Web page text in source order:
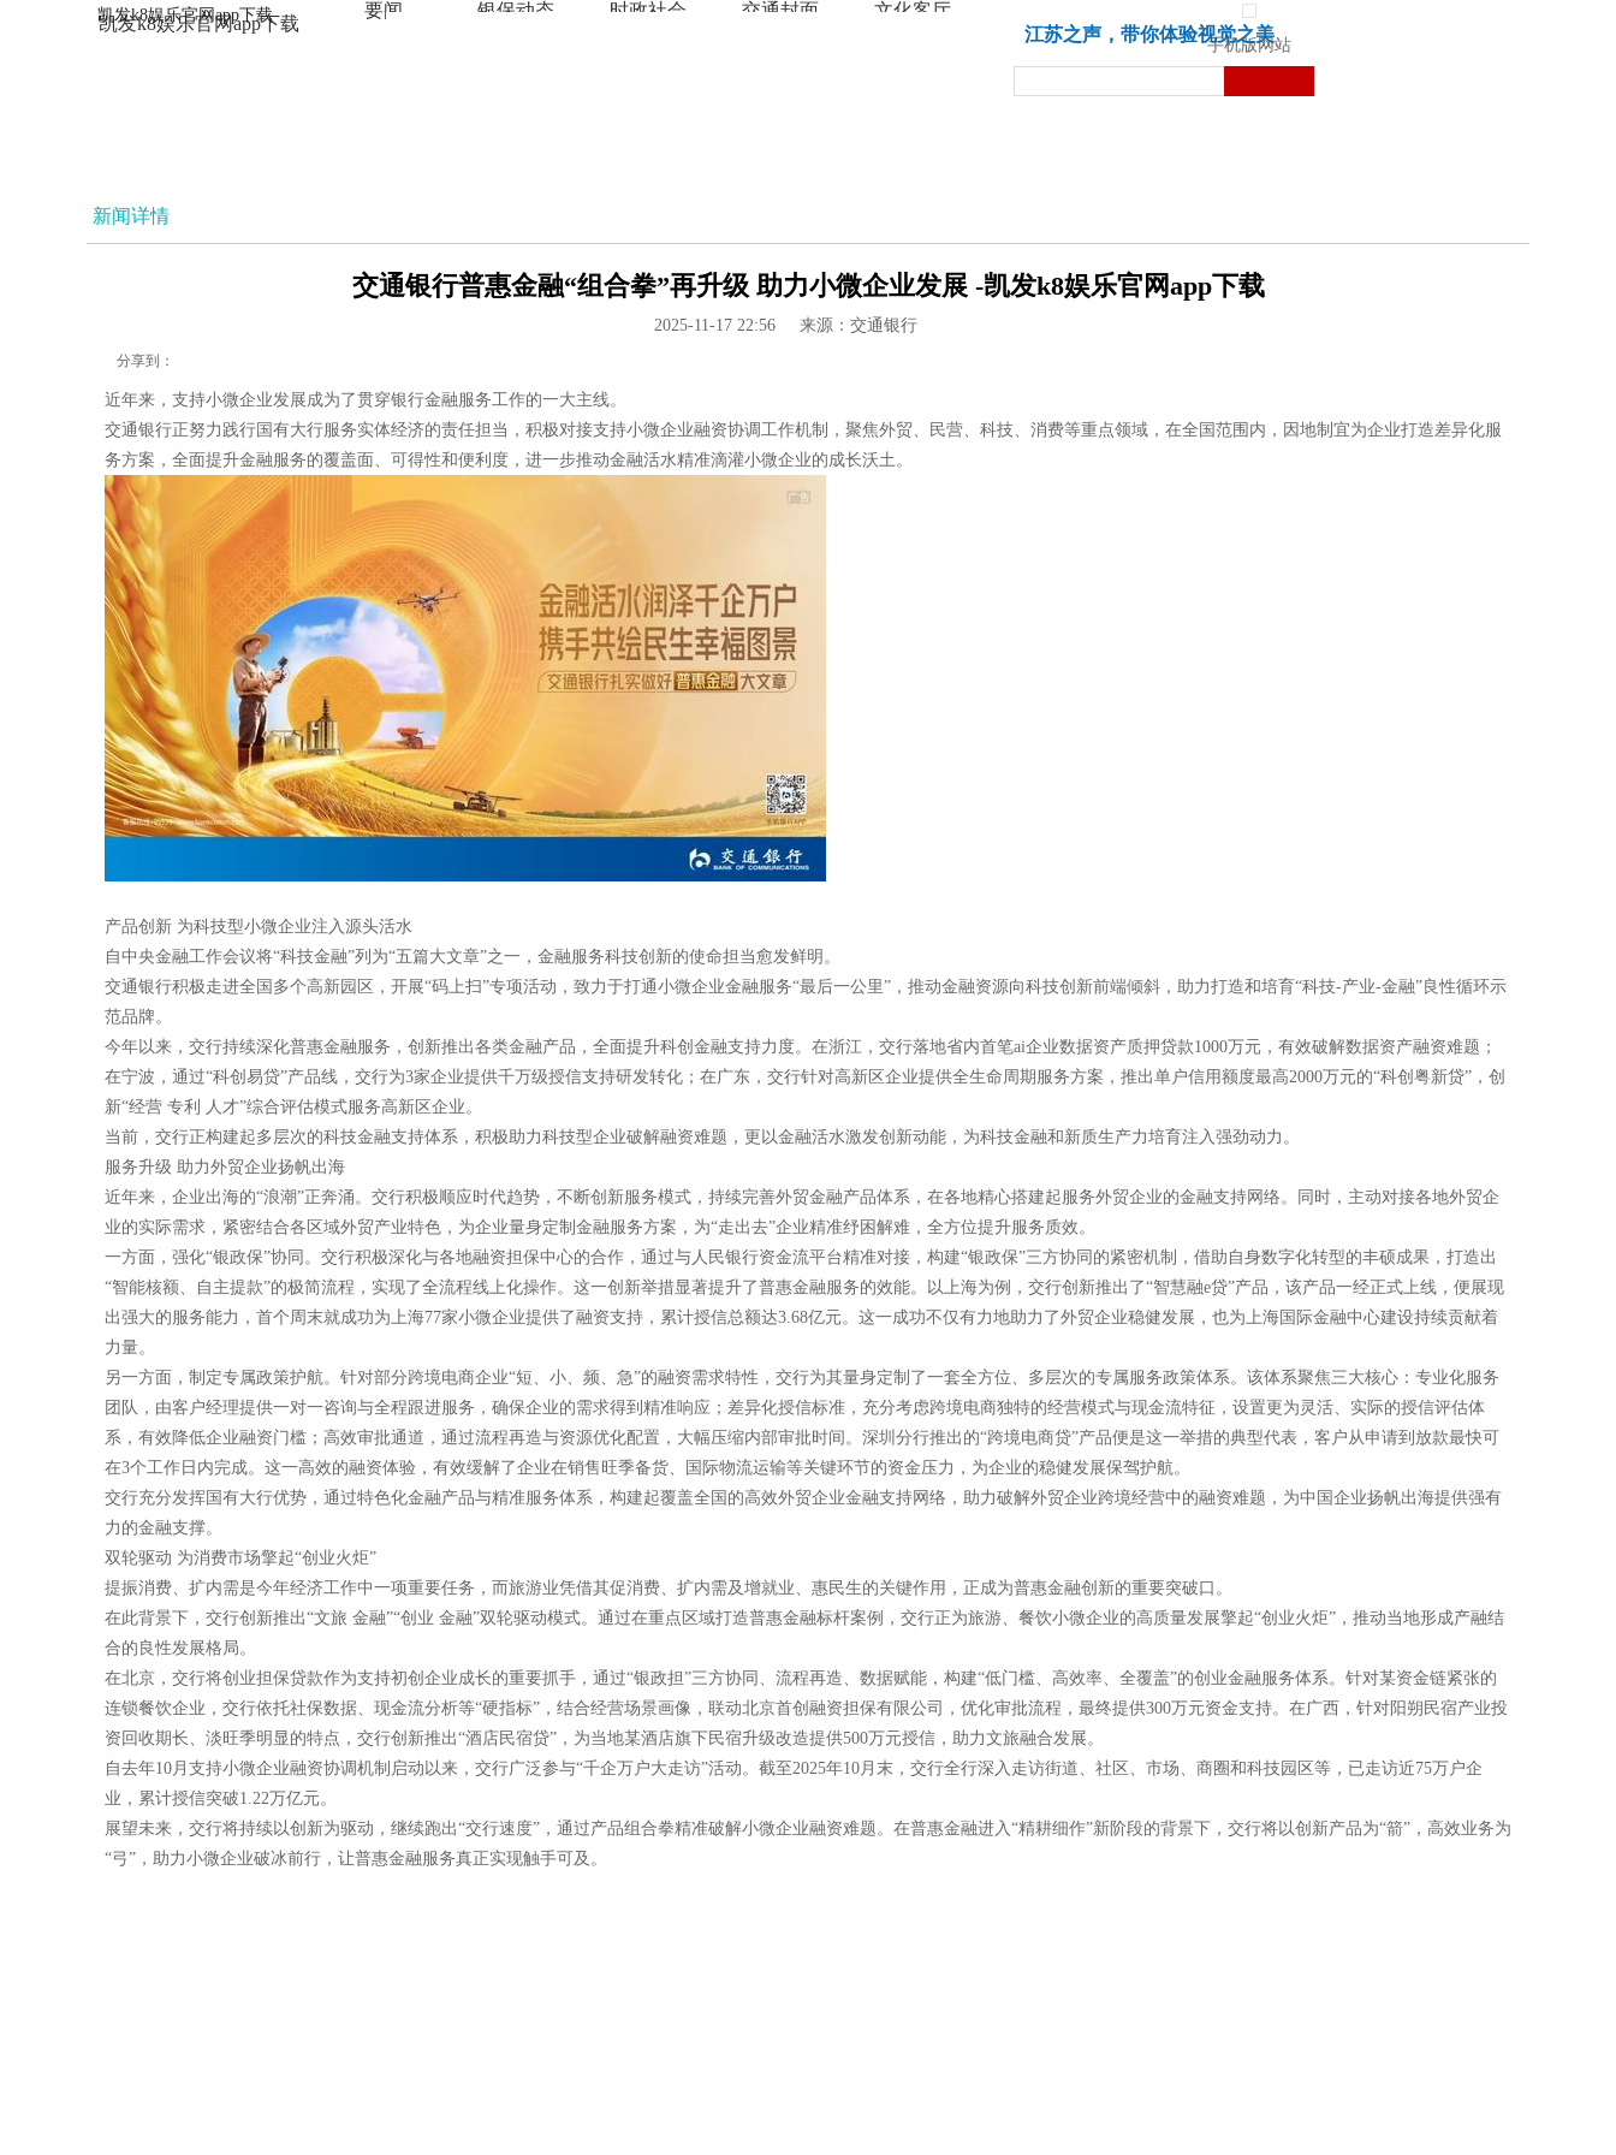
凯发k8娱乐官网app下载
凯发k8娱乐官网app下载
要闻 银保动态 时政社会 交通封面 文化客厅
手机版网站
江苏之声，带你体验视觉之美
新闻详情
交通银行普惠金融“组合拳”再升级 助力小微企业发展 -凯发k8娱乐官网app下载
2025-11-17 22:56 来源：交通银行
分享到：
近年来，支持小微企业发展成为了贯穿银行金融服务工作的一大主线。
交通银行正努力践行国有大行服务实体经济的责任担当，积极对接支持小微企业融资协调工作机制，聚焦外贸、民营、科技、消费等重点领域，在全国范围内，因地制宜为企业打造差异化服
务方案，全面提升金融服务的覆盖面、可得性和便利度，进一步推动金融活水精准滴灌小微企业的成长沃土。
产品创新 为科技型小微企业注入源头活水
自中央金融工作会议将“科技金融”列为“五篇大文章”之一，金融服务科技创新的使命担当愈发鲜明。
交通银行积极走进全国多个高新园区，开展“码上扫”专项活动，致力于打通小微企业金融服务“最后一公里”，推动金融资源向科技创新前端倾斜，助力打造和培育“科技-产业-金融”良性循环示
范品牌。
今年以来，交行持续深化普惠金融服务，创新推出各类金融产品，全面提升科创金融支持力度。在浙江，交行落地省内首笔ai企业数据资产质押贷款1000万元，有效破解数据资产融资难题；
在宁波，通过“科创易贷”产品线，交行为3家企业提供千万级授信支持研发转化；在广东，交行针对高新区企业提供全生命周期服务方案，推出单户信用额度最高2000万元的“科创粤新贷”，创
新“经营 专利 人才”综合评估模式服务高新区企业。
当前，交行正构建起多层次的科技金融支持体系，积极助力科技型企业破解融资难题，更以金融活水激发创新动能，为科技金融和新质生产力培育注入强劲动力。
服务升级 助力外贸企业扬帆出海
近年来，企业出海的“浪潮”正奔涌。交行积极顺应时代趋势，不断创新服务模式，持续完善外贸金融产品体系，在各地精心搭建起服务外贸企业的金融支持网络。同时，主动对接各地外贸企
业的实际需求，紧密结合各区域外贸产业特色，为企业量身定制金融服务方案，为“走出去”企业精准纾困解难，全方位提升服务质效。
一方面，强化“银政保”协同。交行积极深化与各地融资担保中心的合作，通过与人民银行资金流平台精准对接，构建“银政保”三方协同的紧密机制，借助自身数字化转型的丰硕成果，打造出
“智能核额、自主提款”的极简流程，实现了全流程线上化操作。这一创新举措显著提升了普惠金融服务的效能。以上海为例，交行创新推出了“智慧融e贷”产品，该产品一经正式上线，便展现
出强大的服务能力，首个周末就成功为上海77家小微企业提供了融资支持，累计授信总额达3.68亿元。这一成功不仅有力地助力了外贸企业稳健发展，也为上海国际金融中心建设持续贡献着
力量。
另一方面，制定专属政策护航。针对部分跨境电商企业“短、小、频、急”的融资需求特性，交行为其量身定制了一套全方位、多层次的专属服务政策体系。该体系聚焦三大核心：专业化服务
团队，由客户经理提供一对一咨询与全程跟进服务，确保企业的需求得到精准响应；差异化授信标准，充分考虑跨境电商独特的经营模式与现金流特征，设置更为灵活、实际的授信评估体
系，有效降低企业融资门槛；高效审批通道，通过流程再造与资源优化配置，大幅压缩内部审批时间。深圳分行推出的“跨境电商贷”产品便是这一举措的典型代表，客户从申请到放款最快可
在3个工作日内完成。这一高效的融资体验，有效缓解了企业在销售旺季备货、国际物流运输等关键环节的资金压力，为企业的稳健发展保驾护航。
交行充分发挥国有大行优势，通过特色化金融产品与精准服务体系，构建起覆盖全国的高效外贸企业金融支持网络，助力破解外贸企业跨境经营中的融资难题，为中国企业扬帆出海提供强有
力的金融支撑。
双轮驱动 为消费市场擎起“创业火炬”
提振消费、扩内需是今年经济工作中一项重要任务，而旅游业凭借其促消费、扩内需及增就业、惠民生的关键作用，正成为普惠金融创新的重要突破口。
在此背景下，交行创新推出“文旅 金融”“创业 金融”双轮驱动模式。通过在重点区域打造普惠金融标杆案例，交行正为旅游、餐饮小微企业的高质量发展擎起“创业火炬”，推动当地形成产融结
合的良性发展格局。
在北京，交行将创业担保贷款作为支持初创企业成长的重要抓手，通过“银政担”三方协同、流程再造、数据赋能，构建“低门槛、高效率、全覆盖”的创业金融服务体系。针对某资金链紧张的
连锁餐饮企业，交行依托社保数据、现金流分析等“硬指标”，结合经营场景画像，联动北京首创融资担保有限公司，优化审批流程，最终提供300万元资金支持。在广西，针对阳朔民宿产业投
资回收期长、淡旺季明显的特点，交行创新推出“酒店民宿贷”，为当地某酒店旗下民宿升级改造提供500万元授信，助力文旅融合发展。
自去年10月支持小微企业融资协调机制启动以来，交行广泛参与“千企万户大走访”活动。截至2025年10月末，交行全行深入走访街道、社区、市场、商圈和科技园区等，已走访近75万户企
业，累计授信突破1.22万亿元。
展望未来，交行将持续以创新为驱动，继续跑出“交行速度”，通过产品组合拳精准破解小微企业融资难题。在普惠金融进入“精耕细作”新阶段的背景下，交行将以创新产品为“箭”，高效业务为
“弓”，助力小微企业破冰前行，让普惠金融服务真正实现触手可及。